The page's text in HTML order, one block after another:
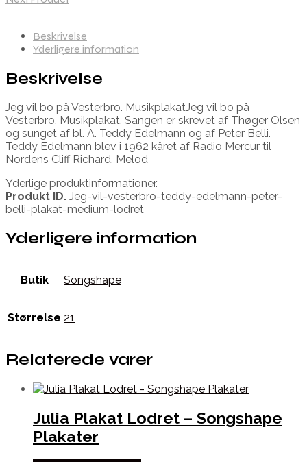
Beskrivelse
Yderligere information
Beskrivelse
Jeg vil bo på Vesterbro. MusikplakatJeg vil bo på
Vesterbro. Musikplakat. Sangen er skrevet af Thøger Olsen
og sunget af bl. A. Teddy Edelmann og af Peter Belli.
Teddy Edelmann blev i 1962 kåret af Radio Mercur til
Nordens Cliff Richard. Melod
Yderlige produktinformationer.
Produkt ID. Jeg-vil-vesterbro-teddy-edelmann-peter-
belli-plakat-medium-lodret
Yderligere information
Butik Songshape
Størrelse 21
Relaterede varer
Julia Plakat Lodret – Songshape
Plakater